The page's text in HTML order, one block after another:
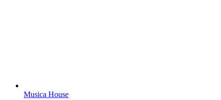
Musica House